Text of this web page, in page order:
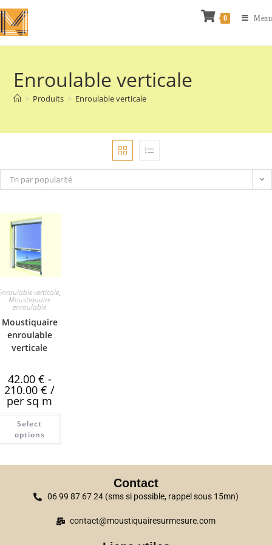
0 Menu
Enroulable verticale
> Produits > Enroulable verticale
Tri par popularité
verticale,
Moustiquaire
enroulable
Moustiquaire
enroulable
verticale
42.00 € -
210.00 € /
per sq m
Select
options
Contact
06 99 87 67 24 (sms si possible, rappel sous 15mn)
contact@moustiquairesurmesure.com